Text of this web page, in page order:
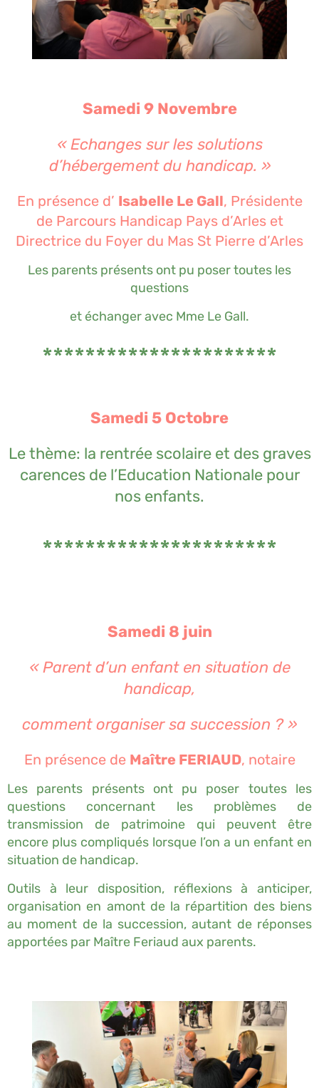
Samedi 9 Novembre
« Echanges sur les solutions
d’hébergement du handicap. »
En présence d’ Isabelle Le Gall, Présidente
de Parcours Handicap Pays d’Arles et
Directrice du Foyer du Mas St Pierre d’Arles
Les parents présents ont pu poser toutes les
questions
et échanger avec Mme Le Gall.
**********************
Samedi 5 Octobre
Le thème: la rentrée scolaire et des graves
carences de l’Education Nationale pour
nos enfants.
**********************
Samedi 8 juin
« Parent d’un enfant en situation de
handicap,
comment organiser sa succession ? »
En présence de Maître FERIAUD, notaire
Les parents présents ont pu poser toutes les
questions concernant les problèmes de
transmission de patrimoine qui peuvent être
encore plus compliqués lorsque l’on a un enfant en
situation de handicap.
Outils à leur disposition, réflexions à anticiper,
organisation en amont de la répartition des biens
au moment de la succession, autant de réponses
apportées par Maître Feriaud aux parents.